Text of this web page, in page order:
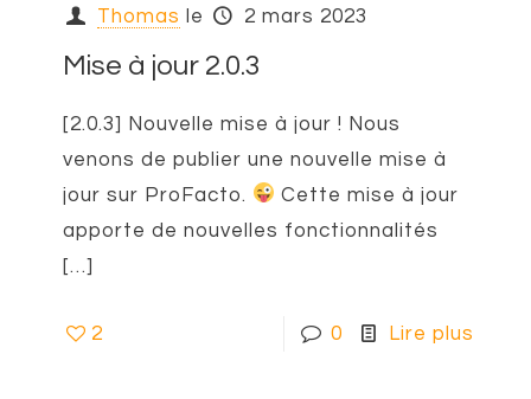
Thomas le 2 mars 2023
Mise à jour 2.0.3
[2.0.3] Nouvelle mise à jour ! Nous
venons de publier une nouvelle mise à
jour sur ProFacto.
Cette mise à jour
apporte de nouvelles fonctionnalités
[…]
2 0 Lire plus